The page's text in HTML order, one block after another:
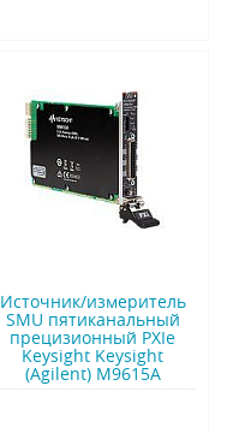
Источник/измеритель
SMU пятиканальный
прецизионный PXIe
Keysight Keysight
(Agilent) M9615A